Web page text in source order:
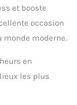
et booste
occasion
moderne.
en
les plus